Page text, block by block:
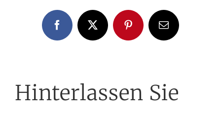
FacebookX PinterestE-
Mail
Hinterlassen Sie